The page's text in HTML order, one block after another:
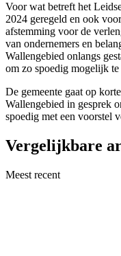
Voor wat betreft het
2024 geregeld en ook
afstemming voor de
van ondernemers en
Wallengebied onlangs
om zo spoedig mogelijk
De gemeente gaat op
Wallengebied in gesprek
spoedig met een voorstel
Vergelijkbare
Meest recent